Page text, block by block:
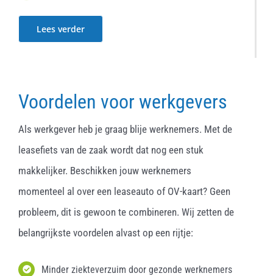
Lees verder
Voordelen voor werkgevers
Als werkgever heb je graag blije werknemers. Met de
leasefiets van de zaak wordt dat nog een stuk
makkelijker. Beschikken jouw werknemers
momenteel al over een leaseauto of OV-kaart? Geen
probleem, dit is gewoon te combineren. Wij zetten de
belangrijkste voordelen alvast op een rijtje:
Minder ziekteverzuim door gezonde werknemers